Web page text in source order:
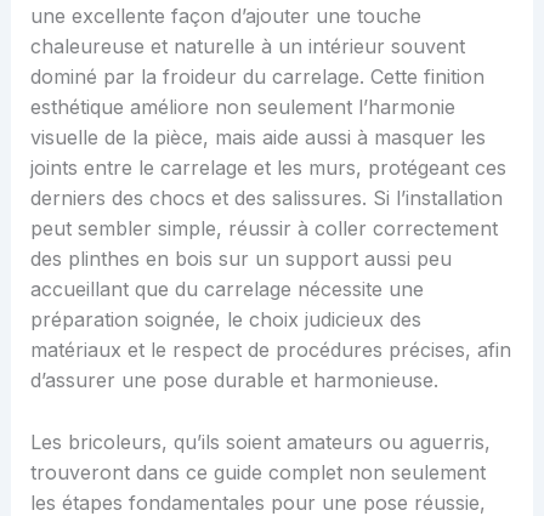
une excellente façon d’ajouter une touche
chaleureuse et naturelle à un intérieur souvent
dominé par la froideur du carrelage. Cette finition
esthétique améliore non seulement l’harmonie
visuelle de la pièce, mais aide aussi à masquer les
joints entre le carrelage et les murs, protégeant ces
derniers des chocs et des salissures. Si l’installation
peut sembler simple, réussir à coller correctement
des plinthes en bois sur un support aussi peu
accueillant que du carrelage nécessite une
préparation soignée, le choix judicieux des
matériaux et le respect de procédures précises, afin
d’assurer une pose durable et harmonieuse.
Les bricoleurs, qu’ils soient amateurs ou aguerris,
trouveront dans ce guide complet non seulement
les étapes fondamentales pour une pose réussie,